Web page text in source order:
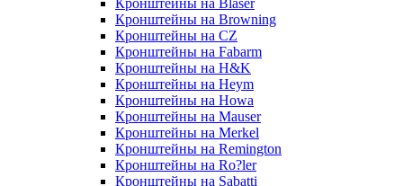
Кронштейны на Blaser
Кронштейны на Browning
Кронштейны на CZ
Кронштейны на Fabarm
Кронштейны на H&K
Кронштейны на Heym
Кронштейны на Howa
Кронштейны на Mauser
Кронштейны на Merkel
Кронштейны на Remington
Кронштейны на Ro?ler
Кронштейны на Sabatti